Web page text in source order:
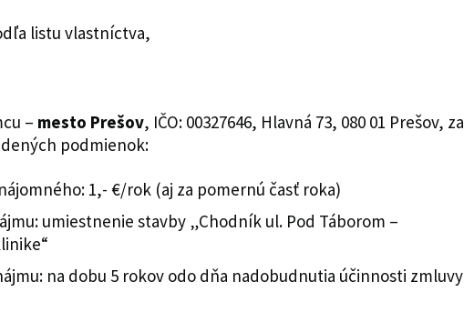
listu vlastníctva,
– mesto Prešov, IČO: 00327646, Hlavná 73, 080 01 Prešov, za
podmienok:
1,- €/rok (aj za pomernú časť roka)
umiestnenie stavby „Chodník ul. Pod Táborom –
na dobu 5 rokov odo dňa nadobudnutia účinnosti zmluvy